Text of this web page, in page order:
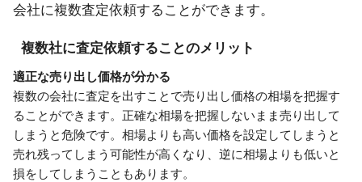
会社に複数査定依頼することができます。
複数社に査定依頼することのメリット
適正な売り出し価格が分かる
複数の会社に査定を出すことで売り出し価格の相場を把握す
ることができます。正確な相場を把握しないまま売り出して
しまうと危険です。相場よりも高い価格を設定してしまうと
売れ残ってしまう可能性が高くなり、逆に相場よりも低いと
損をしてしまうこともあります。